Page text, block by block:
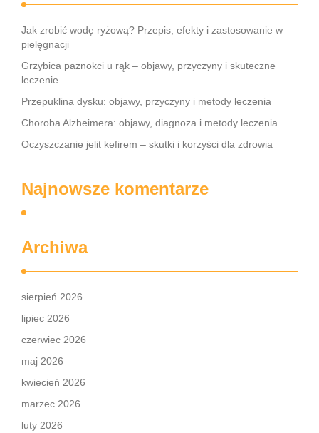
Jak zrobić wodę ryżową? Przepis, efekty i zastosowanie w
pielęgnacji
Grzybica paznokci u rąk – objawy, przyczyny i skuteczne
leczenie
Przepuklina dysku: objawy, przyczyny i metody leczenia
Choroba Alzheimera: objawy, diagnoza i metody leczenia
Oczyszczanie jelit kefirem – skutki i korzyści dla zdrowia
Najnowsze komentarze
Archiwa
sierpień 2026
lipiec 2026
czerwiec 2026
maj 2026
kwiecień 2026
marzec 2026
luty 2026